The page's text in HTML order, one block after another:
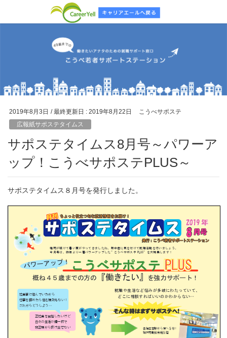
2019年8月3日 / 最終更新日 : 2019年8月22日
こうべサポステ
広報紙サポステタイムス
サポステタイムス8月号～パワーア
ップ！こうべサポステPLUS～
サポステタイムス８月号を発行しました。